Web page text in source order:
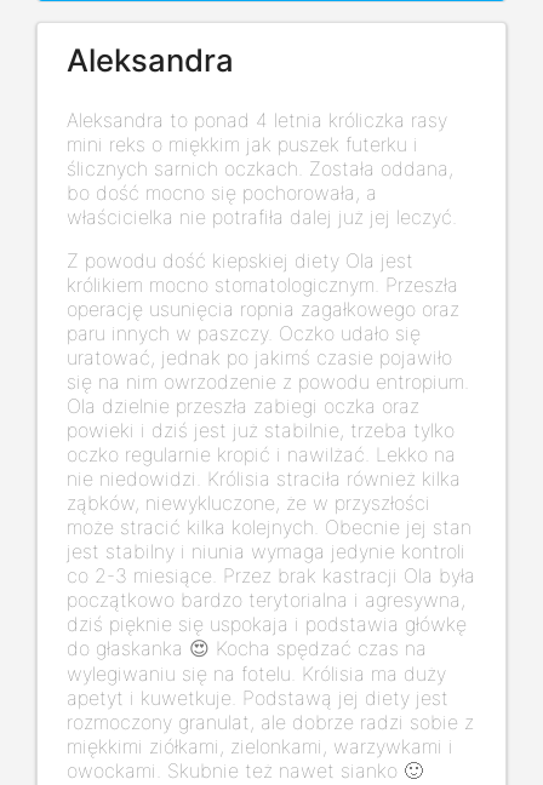
Aleksandra
Aleksandra to ponad 4 letnia króliczka rasy
mini reks o miękkim jak puszek futerku i
ślicznych sarnich oczkach. Została oddana,
bo dość mocno się pochorowała, a
właścicielka nie potrafiła dalej już jej leczyć.
Z powodu dość kiepskiej diety Ola jest
królikiem mocno stomatologicznym. Przeszła
operację usunięcia ropnia zagałkowego oraz
paru innych w paszczy. Oczko udało się
uratować, jednak po jakimś czasie pojawiło
się na nim owrzodzenie z powodu entropium.
Ola dzielnie przeszła zabiegi oczka oraz
powieki i dziś jest już stabilnie, trzeba tylko
oczko regularnie kropić i nawilżać. Lekko na
nie niedowidzi. Królisia straciła również kilka
ząbków, niewykluczone, że w przyszłości
może stracić kilka kolejnych. Obecnie jej stan
jest stabilny i niunia wymaga jedynie kontroli
co 2-3 miesiące. Przez brak kastracji Ola była
początkowo bardzo terytorialna i agresywna,
dziś pięknie się uspokaja i podstawia główkę
do głaskanka 😍 Kocha spędzać czas na
wylegiwaniu się na fotelu. Królisia ma duży
apetyt i kuwetkuje. Podstawą jej diety jest
rozmoczony granulat, ale dobrze radzi sobie z
miękkimi ziółkami, zielonkami, warzywkami i
owockami. Skubnie też nawet sianko 🙂